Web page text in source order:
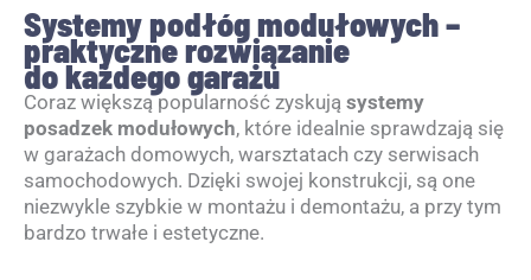
Systemy podłóg modułowych –
praktyczne rozwiązanie
do każdego garażu
Coraz większą popularność zyskują systemy
posadzek modułowych, które idealnie sprawdzają się
w garażach domowych, warsztatach czy serwisach
samochodowych. Dzięki swojej konstrukcji, są one
niezwykle szybkie w montażu i demontażu, a przy tym
bardzo trwałe i estetyczne.